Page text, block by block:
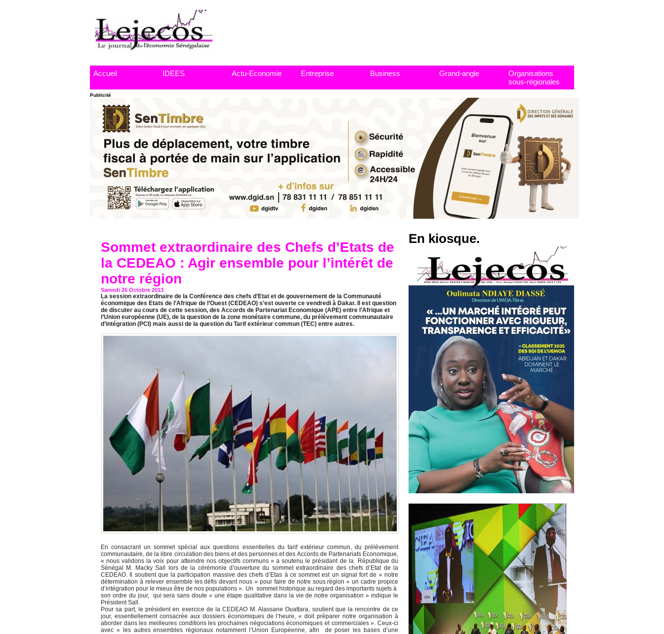
Accueil IDEES Actu-Economie Entreprise Business Grand-angle
Organisations
sous-régionales
Publicité
Sommet extraordinaire des Chefs d’Etats de
la CEDEAO : Agir ensemble pour l’intérêt de
notre région
Samedi 26 Octobre 2013
La session extraordinaire de la Conférence des chefs d’Etat et de gouvernement de la Communauté
économique des Etats de l’Afrique de l’Ouest (CEDEAO) s’est ouverte ce vendredi à Dakar. Il est question
de discuter au cours de cette session, des Accords de Partenariat Economique (APE) entre l’Afrique et
l’Union européenne (UE), de la question de la zone monétaire commune, du prélèvement communautaire
d’intégration (PCI) mais aussi de la question du Tarif extérieur commun (TEC) entre autres.
En consacrant un sommet spécial aux questions essentielles du tarif extérieur commun, du prélèvement
communautaire, de la libre circulation des biens et des personnes et des Accords de Partenariats Economique,
« nous validons la voix pour atteindre nos objectifs communs » a soutenu le présidant de la République du
Sénégal M. Macky Sall lors de la cérémonie d’ouverture du sommet extraordinaire des chefs d’Etat de la
CEDEAO. Il soutient que la participation massive des chefs d’Etas à ce sommet est un signal fort de « notre
détermination à relever ensemble les défis devant nous » pour faire de notre sous région « un cadre propice
d’intégration pour le mieux être de nos populations ». Un sommet historique au regard des importants sujets à
son ordre du jour, qui sera sans doute « une étape qualitative dans la vie de notre organisation » indique le
Président Sall.
Pour sa part, le président en exercice de la CEDEAO M. Alassane Ouattara, soutient que la rencontre de ce
jour, essentiellement consacrée aux dossiers économiques de l’heure, « doit préparer notre organisation à
aborder dans les meilleures conditions les prochaines négociations économiques et commerciales ». Ceux-ci
avec « les autres ensembles régionaux notamment l’Union Européenne, afin de poser les bases d’une
En kiosque.